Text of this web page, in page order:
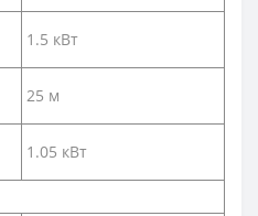
1.5 кВт
25 м
1.05 кВт